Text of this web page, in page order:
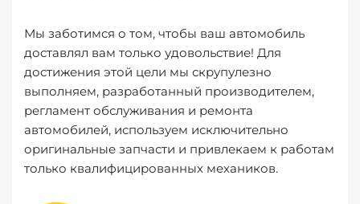
Мы заботимся о том, чтобы ваш автомобиль
доставлял вам только удовольствие! Для
достижения этой цели мы скрупулезно
выполняем, разработанный производителем,
регламент обслуживания и ремонта
автомобилей, используем исключительно
оригинальные запчасти и привлекаем к работам
только квалифицированных механиков.